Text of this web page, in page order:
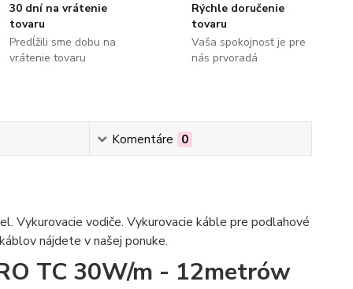
30 dní na vrátenie
tovaru
Predĺžili sme dobu na
vrátenie tovaru
Rýchle doručenie
tovaru
Vaša spokojnosť je pre
nás prvoradá
Komentáre 0
Vykurovacie vodiče. Vykurovacie káble pre podlahové
nájdete v našej ponuke.
TC 30W/m - 12metrów